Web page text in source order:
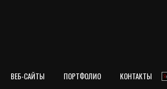
ВЕБ-САЙТЫ ПОРТФОЛИО КОНТАКТЫ